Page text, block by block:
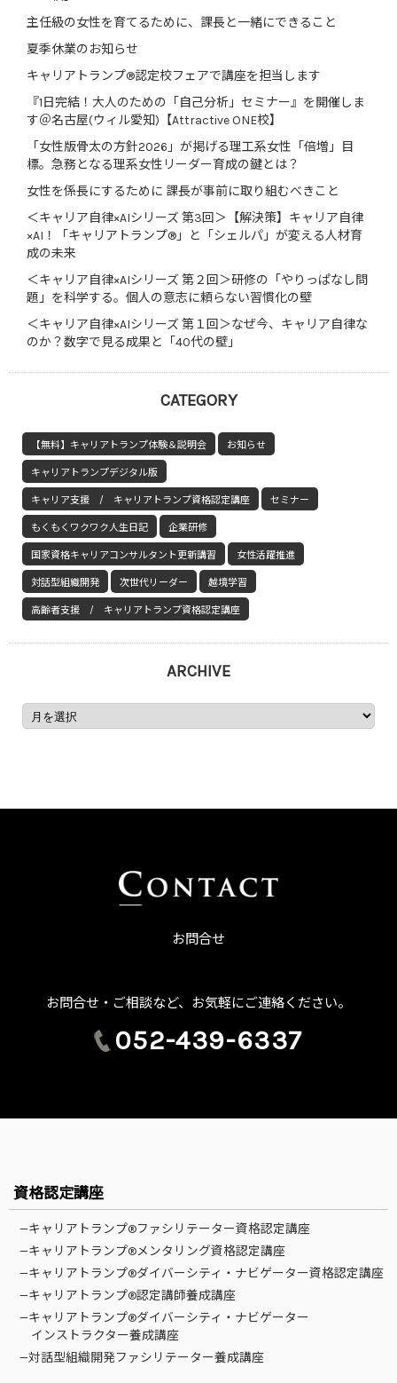
主任級の女性を育てるために、課長と一緒にできること
夏季休業のお知らせ
キャリアトランプ®認定校フェアで講座を担当します
『1日完結！大人のための「自己分析」セミナー』を開催しま
す＠名古屋(ウィル愛知)【Attractive ONE校】
「女性版骨太の方針2026」が掲げる理工系女性「倍増」目
標。急務となる理系女性リーダー育成の鍵とは？
女性を係長にするために 課長が事前に取り組むべきこと
＜キャリア自律×AIシリーズ 第3回＞【解決策】キャリア自律
×AI！「キャリアトランプ®」と「シェルパ」が変える人材育
成の未来
＜キャリア自律×AIシリーズ 第２回＞研修の「やりっぱなし問
題」を科学する。個人の意志に頼らない習慣化の壁
＜キャリア自律×AIシリーズ 第１回＞なぜ今、キャリア自律な
のか？数字で見る成果と「40代の壁」
CATEGORY
【無料】キャリアトランプ体験＆説明会 お知らせ
キャリアトランプデジタル版
キャリア支援 / キャリアトランプ資格認定講座 セミナー
もくもくワクワク人生日記 企業研修
国家資格キャリアコンサルタント更新講習 女性活躍推進
対話型組織開発 次世代リーダー 越境学習
高齢者支援 / キャリアトランプ資格認定講座
ARCHIVE
お問合せ
お問合せ・ご相談など、お気軽にご連絡ください。
052-439-6337
資格認定講座
—キャリアトランプ®ファシリテーター資格認定講座
—キャリアトランプ®メンタリング資格認定講座
—キャリアトランプ®ダイバーシティ・ナビゲーター資格認定講座
—キャリアトランプ®認定講師養成講座
—キャリアトランプ®ダイバーシティ・ナビゲーター
インストラクター養成講座
—対話型組織開発ファシリテーター養成講座